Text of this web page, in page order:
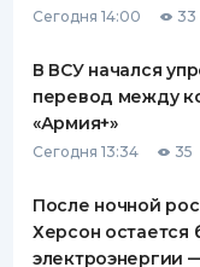
ОТЗЫВЫ О
КОНТАКТЫ
Сегодня 14:00 33
В ВСУ начался
перевод между
«Армия+»
Сегодня 13:34 35
После ночной
Херсон остается
электроэнергии